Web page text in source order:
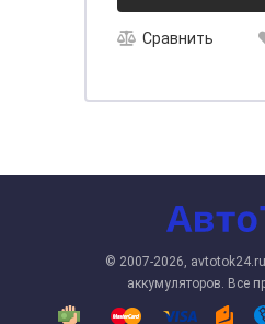
Сравнить
© 2007-2026, avtotok24.ru
аккумуляторов. Все